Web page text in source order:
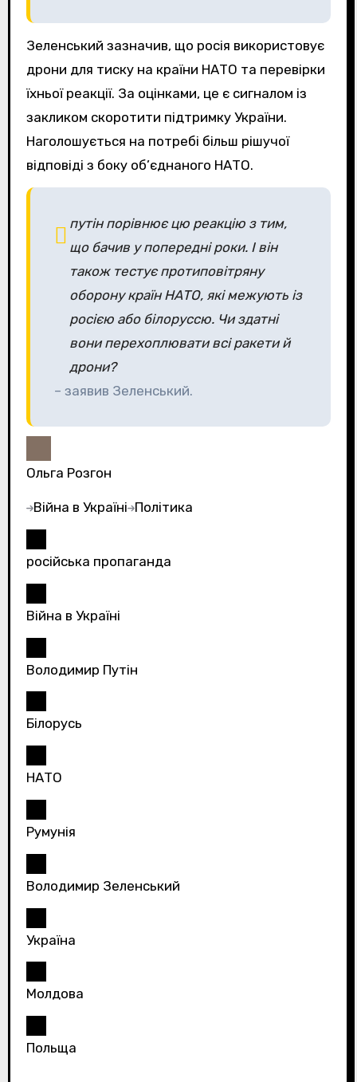
Зеленський зазначив, що росія використовує
дрони для тиску на країни НАТО та перевірки
їхньої реакції. За оцінками, це є сигналом із
закликом скоротити підтримку України.
Наголошується на потребі більш рішучої
відповіді з боку об’єднаного НАТО.
путін порівнює цю реакцію з тим,
що бачив у попередні роки. І він
також тестує протиповітряну
оборону країн НАТО, які межують із
росією або білоруссю. Чи здатні
вони перехоплювати всі ракети й
дрони?
– заявив Зеленський.
Ольга Розгон
Війна в Україні Політика
російська пропаганда
Війна в Україні
Володимир Путін
Білорусь
НАТО
Румунія
Володимир Зеленський
Україна
Молдова
Польща